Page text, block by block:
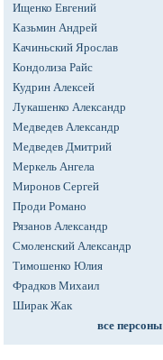
Ищенко Евгений
Казьмин Андрей
Качиньский Ярослав
Кондолиза Райс
Кудрин Алексей
Лукашенко Александр
Медведев Александр
Медведев Дмитрий
Меркель Ангела
Миронов Сергей
Проди Романо
Рязанов Александр
Смоленский Александр
Тимошенко Юлия
Фрадков Михаил
Ширак Жак
все персоны